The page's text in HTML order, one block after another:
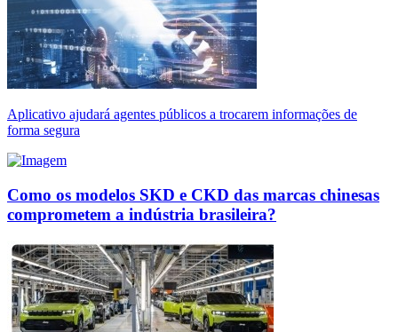
Aplicativo ajudará agentes públicos a trocarem informações de
forma segura
Como os modelos SKD e CKD das marcas chinesas
comprometem a indústria brasileira?